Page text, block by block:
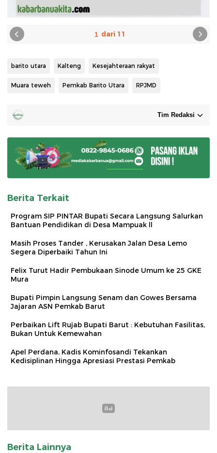
1
barito utara Kalteng Kesejahteraan rakyat
Muara teweh Pemkab Barito Utara RPJMD
Tim Redaksi
Berita Terkait
Program SIP PINTAR Bupati Secara Langsung Salurkan
Bantuan Pendidikan di Desa Mampuak ll
Masih Proses Tander , Kerusakan Jalan Desa Lemo
Segera Diperbaiki Tahun Ini
Felix Turut Hadir Pembukaan Sinode Umum ke 25 GKE
Mura
Bupati Pimpin Langsung Senam dan Gowes Bersama
Jajaran ASN Pemkab Barut
Perbaikan Lift Rujab Bupati Barut : Kebutuhan Fasilitas,
Bukan Untuk Kemewahan
Apel Perdana, Kadis Kominfosandi Tekankan
Kedisiplinan Hingga Apresiasi Prestasi Pemkab
Berita Lainnya